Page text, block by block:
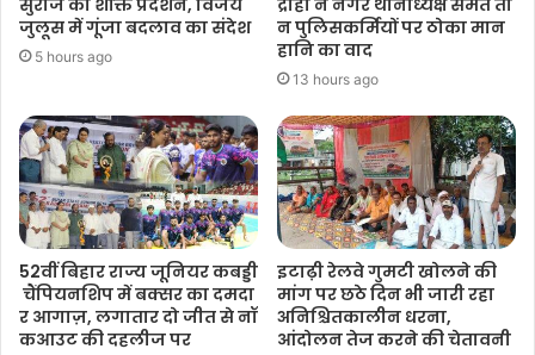
जुलूस में गूंजा बदलाव का संदेश
5 hours ago
न पुलिसकर्मियों पर ठोका मान
हानि का वाद
13 hours ago
52वीं बिहार राज्य जूनियर कबड्डी
चैंपियनशिप में बक्सर का दमदा
र आगाज़, लगातार दो जीत से नॉ
कआउट की दहलीज पर
इटाढ़ी रेलवे गुमटी खोलने की
मांग पर छठे दिन भी जारी रहा
अनिश्चितकालीन धरना,
आंदोलन तेज करने की चेतावनी